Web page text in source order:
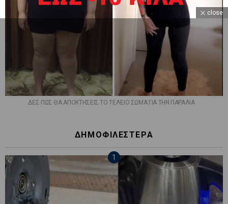
ΔΕΣ ΠΩΣ ΘΑ ΑΠΟΚΤΗΣΕΙΣ ΤΟ ΤΕΛΕΙΟ ΣΩΜΑ ΓΙΑ ΤΗΝ ΠΑΡΑΛΙΑ
ΔΗΜΟΦΙΛΕΣΤΕΡΑ
close